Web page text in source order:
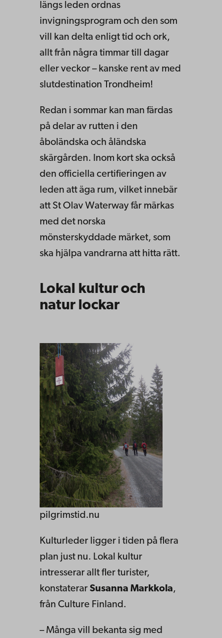
längs leden ordnas
invigningsprogram och den som
vill kan delta enligt tid och ork,
allt från några timmar till dagar
eller veckor – kanske rent av med
slutdestination Trondheim!
Redan i sommar kan man färdas
på delar av rutten i den
åboländska och åländska
skärgården. Inom kort ska också
den officiella certifieringen av
leden att äga rum, vilket innebär
att St Olav Waterway får märkas
med det norska
mönsterskyddade märket, som
ska hjälpa vandrarna att hitta rätt.
Lokal kultur och
natur lockar
pilgrimstid.nu
Kulturleder ligger i tiden på flera
plan just nu. Lokal kultur
intresserar allt fler turister,
konstaterar Susanna Markkola,
från Culture Finland.
– Många vill bekanta sig med